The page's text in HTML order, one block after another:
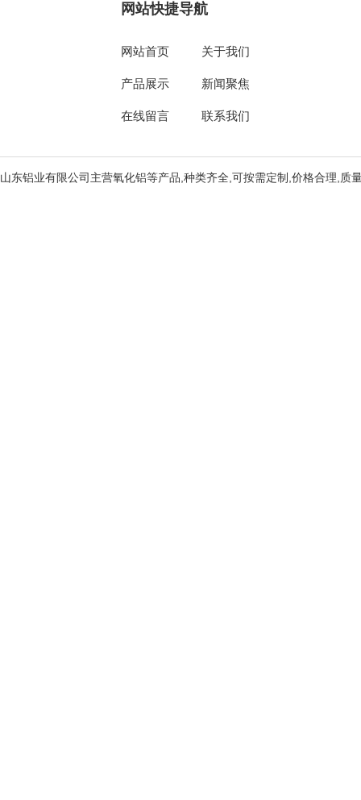
网站快捷导航
网站首页 关于我们
产品展示 新闻聚焦
在线留言 联系我们
山东铝业有限公司主营氧化铝等产品,种类齐全,可按需定制,价格合理,质